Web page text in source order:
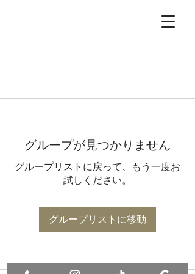
グループが見つかりません
グループリストに戻って、もう一度お
試しください。
グループリストに移動